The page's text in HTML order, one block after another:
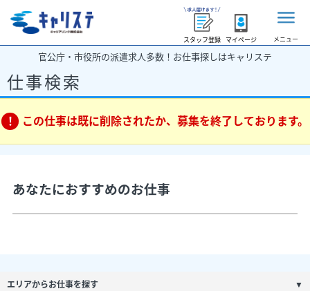
スタッフ登録 マイページ メニュー
官公庁・市役所の派遣求人多数！お仕事探しはキャリステ
仕事検索
この仕事は既に削除されたか、募集を終了しております。
あなたにおすすめのお仕事
エリアからお仕事を探す ▼